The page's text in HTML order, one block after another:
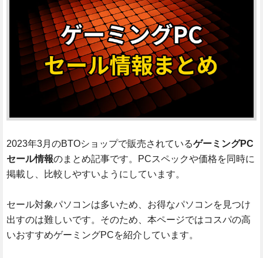
2023年3月のBTOショップで販売されているゲーミングPC
セール情報のまとめ記事です。PCスペックや価格を同時に
掲載し、比較しやすいようにしています。
セール対象パソコンは多いため、お得なパソコンを見つけ
出すのは難しいです。そのため、本ページではコスパの高
いおすすめゲーミングPCを紹介しています。